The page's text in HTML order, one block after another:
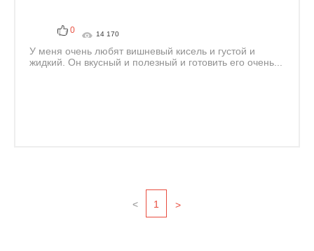
0 14 170
У меня очень любят вишневый кисель и густой и
жидкий. Он вкусный и полезный и готовить его очень...
< 1 >